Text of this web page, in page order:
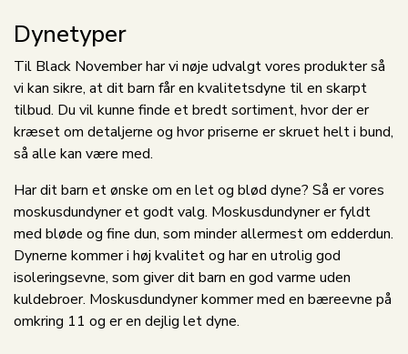
Dynetyper
Til Black November har vi nøje udvalgt vores produkter så
vi kan sikre, at dit barn får en kvalitetsdyne til en skarpt
tilbud. Du vil kunne finde et bredt sortiment, hvor der er
kræset om detaljerne og hvor priserne er skruet helt i bund,
så alle kan være med.
Har dit barn et ønske om en let og blød dyne? Så er vores
moskusdundyner et godt valg. Moskusdundyner er fyldt
med bløde og fine dun, som minder allermest om edderdun.
Dynerne kommer i høj kvalitet og har en utrolig god
isoleringsevne, som giver dit barn en god varme uden
kuldebroer. Moskusdundyner kommer med en bæreevne på
omkring 11 og er en dejlig let dyne.